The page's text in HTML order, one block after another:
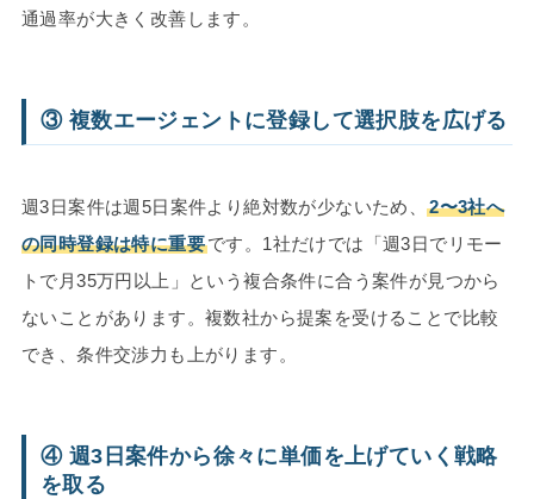
通過率が大きく改善します。
③ 複数エージェントに登録して選択肢を広げる
週3日案件は週5日案件より絶対数が少ないため、2〜3社へ
の同時登録は特に重要です。1社だけでは「週3日でリモー
トで月35万円以上」という複合条件に合う案件が見つから
ないことがあります。複数社から提案を受けることで比較
でき、条件交渉力も上がります。
④ 週3日案件から徐々に単価を上げていく戦略
を取る